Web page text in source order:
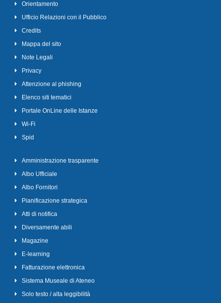
Orientamento
Ufficio Relazioni con il Pubblico
Credits
Mappa del sito
Note Legali
Privacy
Attenzione al phishing
Elenco siti tematici
Portale OnLine delle Istanze
Wi-Fi
Spid
Amministrazione trasparente
Albo Ufficiale
Albo Fornitori
Pianificazione strategica
Atti di notifica
Diversamente abili
Magazine
E-learning
Fatturazione elettronica
Sistema Museale di Ateneo
Solo testo / alta leggibilità